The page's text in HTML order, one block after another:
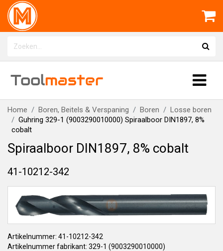
Toolmaster
Home Boren, Beitels & Verspaning Boren
Losse boren
Guhring 329-1 (9003290010000) Spiraalboor DIN1897, 8%
cobalt
Spiraalboor DIN1897, 8% cobalt
41-10212-342
Artikelnummer: 41-10212-342
Artikelnummer fabrikant: 329-1 (9003290010000)